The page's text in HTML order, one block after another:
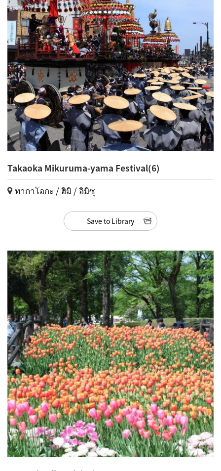
Takaoka Mikuruma-yama Festival(6)
ทากาโอกะ / ฮิมิ / อิมิซุ
Save to Library